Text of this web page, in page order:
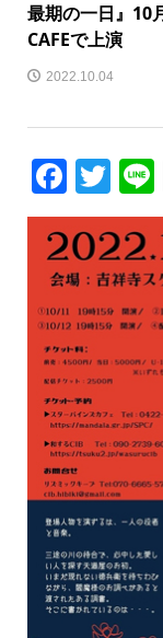
最期の一日』10
CAFEで上演
2022.10.04